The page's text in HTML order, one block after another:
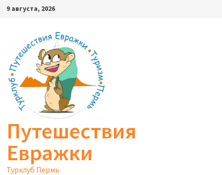
Перейти
содержимому
9 августа, 2026
Путешествия
Евражки
Турклуб Пермь